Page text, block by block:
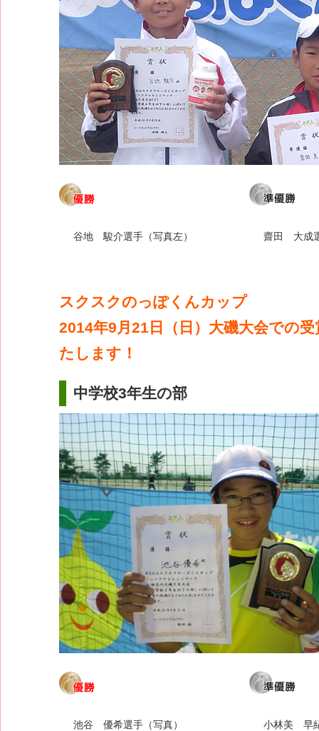
谷地 駿介選手（写真左） 齋田 大成
スクスクのっぽくんカップ
2014年9月21日（日）大磯大会での
たします！
中学校3年生の部
池谷 優希選手（写真） 小林美 早